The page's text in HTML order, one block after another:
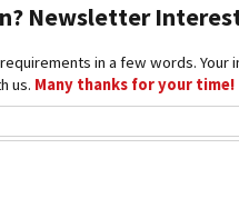
Newsletter
in a few words.
us. Many thanks for your time!